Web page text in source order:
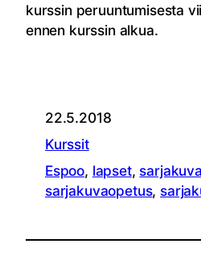
kurssin peruuntumisesta
ennen kurssin alkua.
22.5.2018
Kurssit
Espoo, lapset, sarjakuva
sarjakuvaopetus,